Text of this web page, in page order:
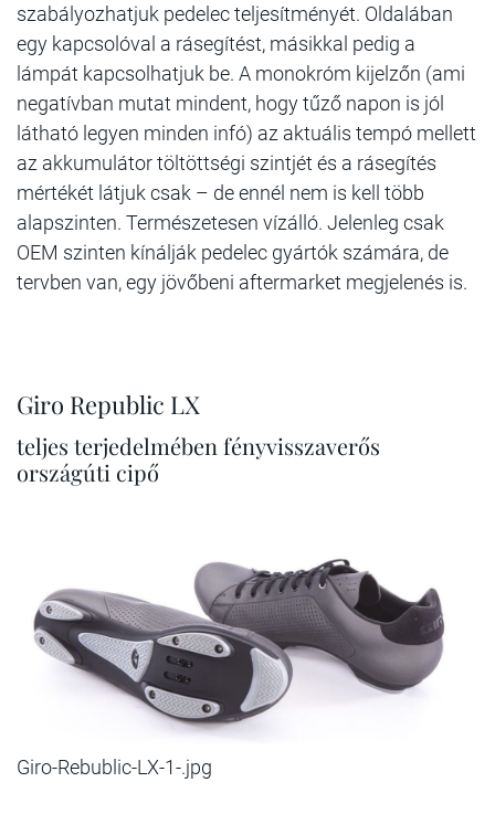
szabályozhatjuk pedelec teljesítményét. Oldalában
egy kapcsolóval a rásegítést, másikkal pedig a
lámpát kapcsolhatjuk be. A monokróm kijelzőn (ami
negatívban mutat mindent, hogy tűző napon is jól
látható legyen minden infó) az aktuális tempó mellett
az akkumulátor töltöttségi szintjét és a rásegítés
mértékét látjuk csak – de ennél nem is kell több
alapszinten. Természetesen vízálló. Jelenleg csak
OEM szinten kínálják pedelec gyártók számára, de
tervben van, egy jövőbeni aftermarket megjelenés is.
Giro Republic LX
teljes terjedelmében fényvisszaverős
országúti cipő
Giro-Rebublic-LX-1-.jpg